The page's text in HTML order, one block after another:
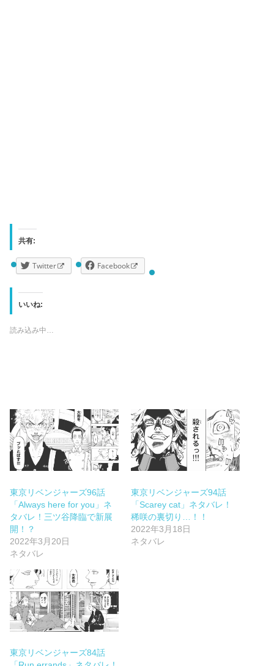
共有:
Twitter Facebook
いいね:
読み込み中…
東京リベンジャーズ96話
「Always here for you」ネ
タバレ！三ツ谷降臨で新展
開！？
2022年3月20日
ネタバレ
東京リベンジャーズ94話
「Scarey cat」ネタバレ！
稀咲の裏切り…！！
2022年3月18日
ネタバレ
東京リベンジャーズ84話